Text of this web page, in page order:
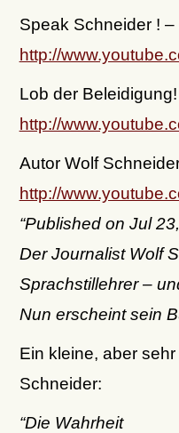
Speak Schneider !
http://
Lob der Beleidigung!
http://
Autor Wolf
http://
“Published on Jul
Der Journalist Wolf
Sprachstillehrer –
Nun erscheint sein
Ein kleine, aber
Schneider:
“Die Wahrheit